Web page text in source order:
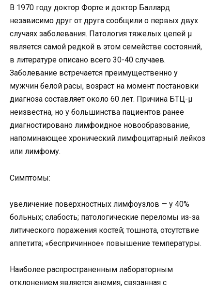
В 1970 году доктор Форте и доктор Баллард
независимо друг от друга сообщили о первых двух
случаях заболевания. Патология тяжелых цепей μ
является самой редкой в этом семействе состояний,
в литературе описано всего 30-40 случаев.
Заболевание встречается преимущественно у
мужчин белой расы, возраст на момент постановки
диагноза составляет около 60 лет. Причина БТЦ-μ
неизвестна, но у большинства пациентов ранее
диагностировано лимфоидное новообразование,
напоминающее хронический лимфоцитарный лейкоз
или лимфому.
Симптомы:
увеличение поверхностных лимфоузлов — у 40%
больных; слабость; патологические переломы из-за
литического поражения костей; тошнота, отсутствие
аппетита; «беспричинное» повышение температуры.
Наиболее распространенным лабораторным
отклонением является анемия, связанная с